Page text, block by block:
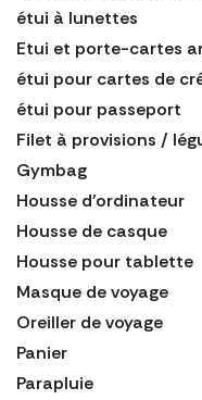
étui à lunettes
Etui et porte-cartes
étui pour cartes de
étui pour passeport
Filet à provisions /
Gymbag
Housse d'ordinateur
Housse de casque
Housse pour tablette
Masque de voyage
Oreiller de voyage
Panier
Parapluie